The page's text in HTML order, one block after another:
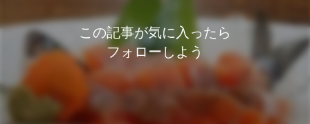
この記事が気に入ったら
フォローしよう